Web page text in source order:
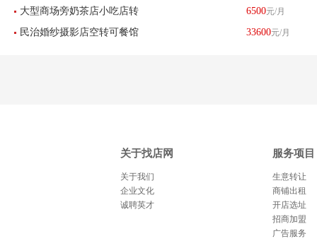
转让
大型商场旁奶茶店小吃店转
让-已转让
6500元/月
民治婚纱摄影店空转可餐馆 33600元/月
关于找店网
关于我们
企业文化
诚聘英才
服务项目
生意转让
商铺出租
开店选址
招商加盟
广告服务